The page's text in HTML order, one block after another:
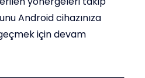
Android cihazınıza
için devam